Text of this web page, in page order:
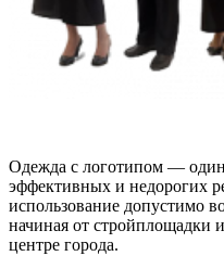
Одежда с логотипом —
эффективных и недорогих
использование допустимо
начиная от стройплощадки
центре города.